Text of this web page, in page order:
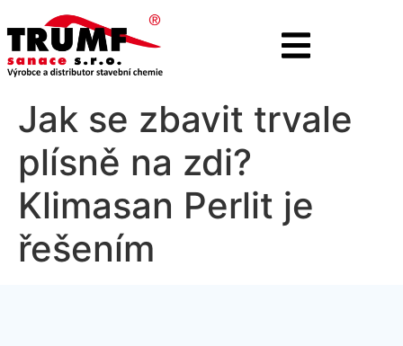
Jak se zbavit trvale
plísně na zdi?
Klimasan Perlit je
řešením